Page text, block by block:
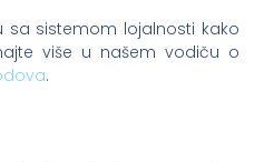
sa sistemom lojalnosti kako
više u našem vodiču o
.